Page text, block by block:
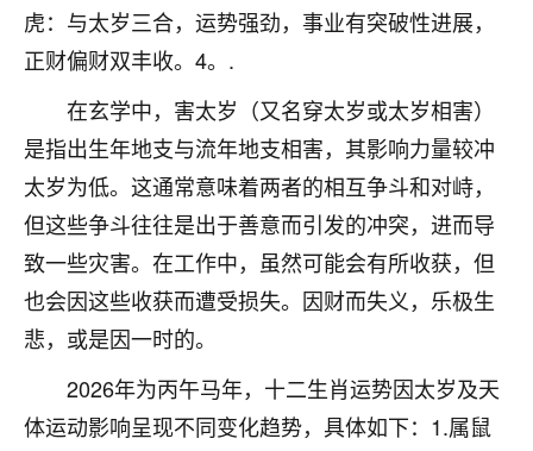
虎：与太岁三合，运势强劲，事业有突破性进展，
正财偏财双丰收。4。.
在玄学中，害太岁（又名穿太岁或太岁相害）
是指出生年地支与流年地支相害，其影响力量较冲
太岁为低。这通常意味着两者的相互争斗和对峙，
但这些争斗往往是出于善意而引发的冲突，进而导
致一些灾害。在工作中，虽然可能会有所收获，但
也会因这些收获而遭受损失。因财而失义，乐极生
悲，或是因一时的。
2026年为丙午马年，十二生肖运势因太岁及天
体运动影响呈现不同变化趋势，具体如下：1.属鼠
金白水清
我也想找老师看看，有没有人给个联系方式的啊？
鹿森 ：慧来老师微信：gjsy0624
1天前 来自江西 12
青春168
我也想要，我也想要！
2天前 来自山西 15
Jessica李
老师做不做超度法事？我想给我奶奶做超度，她今年
刚去世了。